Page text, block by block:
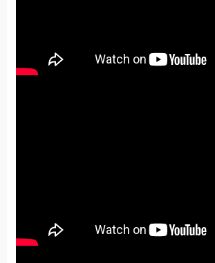
• Vidéo Sikana "Faire face à un engorgement"
• La technique du verre d'eau chaude